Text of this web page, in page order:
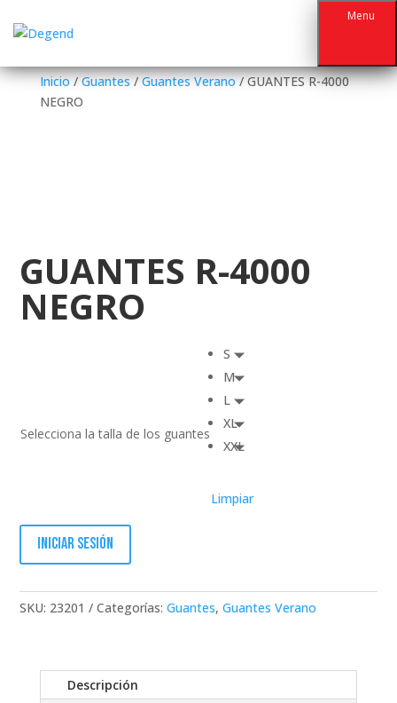
Menu
Inicio/Guantes/Guantes Verano/ GUANTES R-4000
NEGRO
GUANTES R-4000
NEGRO
Selecciona la talla de los guantes
S
M
L
XL
XXL
Limpiar
Iniciar sesión
SKU: 23201 Categorías:Guantes,Guantes Verano
Descripción